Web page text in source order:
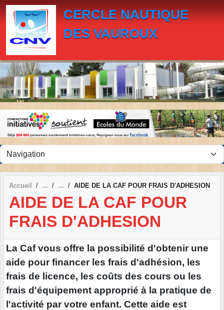
CERCLE NAUTIQUE
DES VAUROUX
Accueil AIDE DE LA CAF POUR FRAIS D'ADHESION
AIDE DE LA CAF POUR
FRAIS D'ADHESION
La Caf vous offre la possibilité d'obtenir une
aide pour financer les frais d'adhésion, les
frais de licence, les coûts des cours ou les
frais d'équipement approprié à la pratique de
l'activité par votre enfant. Cette aide est
Panneau de gestion des cookies